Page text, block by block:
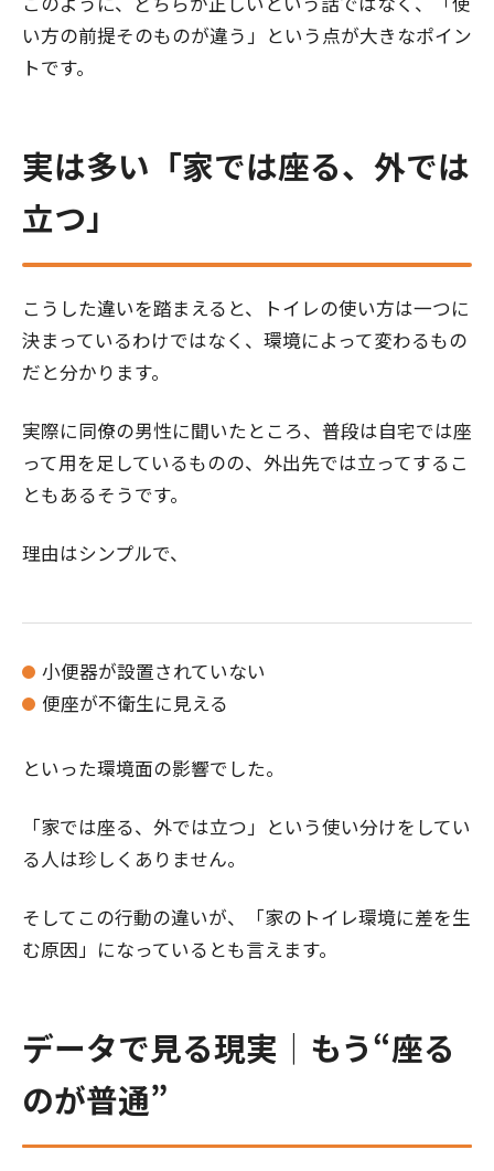
い方の前提そのものが違う」という点が大きなポイン
トです。
実は多い「家では座る、外では
立つ」
こうした違いを踏まえると、トイレの使い方は一つに
決まっているわけではなく、環境によって変わるもの
だと分かります。
実際に同僚の男性に聞いたところ、普段は自宅では座
って用を足しているものの、外出先では立ってするこ
ともあるそうです。
理由はシンプルで、
小便器が設置されていない
便座が不衛生に見える
といった環境面の影響でした。
「家では座る、外では立つ」という使い分けをしてい
る人は珍しくありません。
そしてこの行動の違いが、「家のトイレ環境に差を生
む原因」になっているとも言えます。
データで見る現実｜もう“座る
のが普通”